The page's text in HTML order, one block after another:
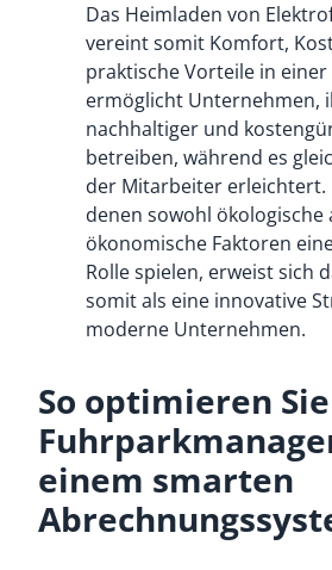
Das Heimladen von
vereint somit Komfort,
praktische Vorteile in einer
ermöglicht Unternehmen,
nachhaltiger und
betreiben, während es
der Mitarbeiter erleichtert.
denen sowohl ökologische
ökonomische Faktoren
Rolle spielen, erweist sich
somit als eine innovative
moderne Unternehmen.
So optimieren
einem smarten